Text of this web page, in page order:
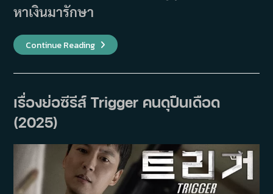
หาเงินมารักษา
Continue Readingเรื่อง
ย่อ
รีส์
Thin
Ice
(2025)
เรื่องย่อซีรีส์ Trigger คนดุปืนเดือด
(2025)